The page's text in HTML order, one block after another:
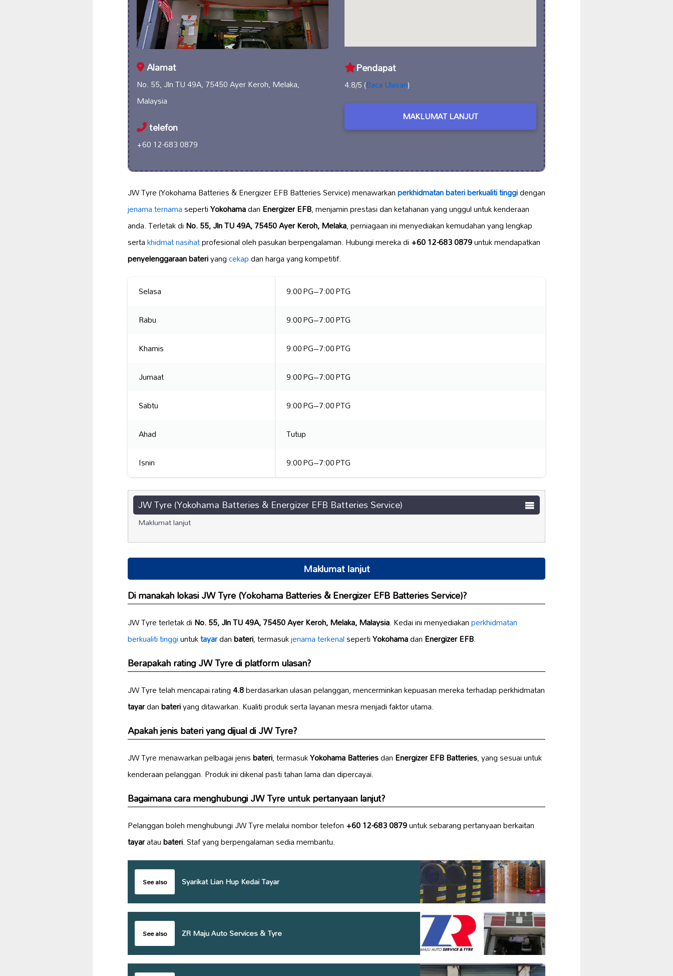
Alamat
No. 55, Jln TU 49A, 75450 Ayer Keroh, Melaka,
Malaysia
telefon
+60 12-683 0879
Pendapat
4.8/5 (Baca Ulasan)
MAKLUMAT LANJUT
JW Tyre (Yokohama Batteries & Energizer EFB Batteries Service) menawarkanperkhidmatan bateriberkualiti tinggidengan
jenama ternamasepertiYokohamadanEnergizer EFB, menjamin prestasi dan ketahanan yang unggul untuk kenderaan
anda. Terletak diNo. 55, Jln TU 49A, 75450 Ayer Keroh, Melaka, perniagaan ini menyediakan kemudahan yang lengkap
sertakhidmat nasihatprofesional oleh pasukan berpengalaman. Hubungi mereka di+60 12-683 0879untuk mendapatkan
penyelenggaraan bateriyangcekapdan harga yang kompetitif.
Selasa
9:00 PG–7:00 PTG
Rabu
9:00 PG–7:00 PTG
Khamis
9:00 PG–7:00 PTG
Jumaat
9:00 PG–7:00 PTG
Sabtu
9:00 PG–7:00 PTG
Ahad
Tutup
Isnin
9:00 PG–7:00 PTG
JW Tyre (Yokohama Batteries & Energizer EFB Batteries Service)
Maklumat lanjut
Maklumat lanjut
Di manakah lokasi JW Tyre (Yokohama Batteries & Energizer EFB Batteries Service)?
JW Tyre terletak diNo. 55, Jln TU 49A, 75450 Ayer Keroh, Melaka, Malaysia. Kedai ini menyediakanperkhidmatan
berkualiti tinggiuntuktayardanbateri, termasukjenama terkenalsepertiYokohamadanEnergizer EFB.
Berapakah rating JW Tyre di platform ulasan?
JW Tyre telah mencapai rating4.8berdasarkan ulasan pelanggan, mencerminkan kepuasan mereka terhadap perkhidmatan
tayardanbateriyang ditawarkan. Kualiti produk serta layanan mesra menjadi faktor utama.
Apakah jenis bateri yang dijual di JW Tyre?
JW Tyre menawarkan pelbagai jenisbateri, termasukYokohama BatteriesdanEnergizer EFB Batteries, yang sesuai untuk
kenderaan pelanggan. Produk ini dikenal pasti tahan lama dan dipercayai.
Bagaimana cara menghubungi JW Tyre untuk pertanyaan lanjut?
Pelanggan boleh menghubungi JW Tyre melalui nombor telefon+60 12-683 0879untuk sebarang pertanyaan berkaitan
tayarataubateri. Staf yang berpengalaman sedia membantu.
See also Syarikat Lian Hup Kedai Tayar
See also ZR Maju Auto Services & Tyre